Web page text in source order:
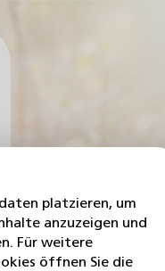
platzieren, um
anzuzeigen und
Für weitere
öffnen Sie die